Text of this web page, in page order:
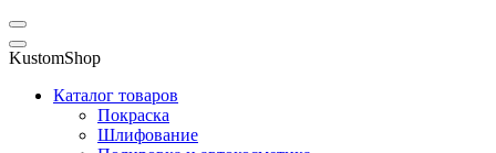
KustomShop
Каталог товаров
Покраска
Шлифование